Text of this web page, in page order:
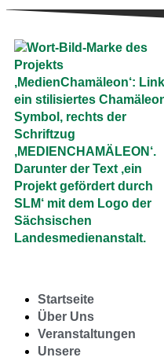
Startseite
Über Uns
Veranstaltungen
Unsere